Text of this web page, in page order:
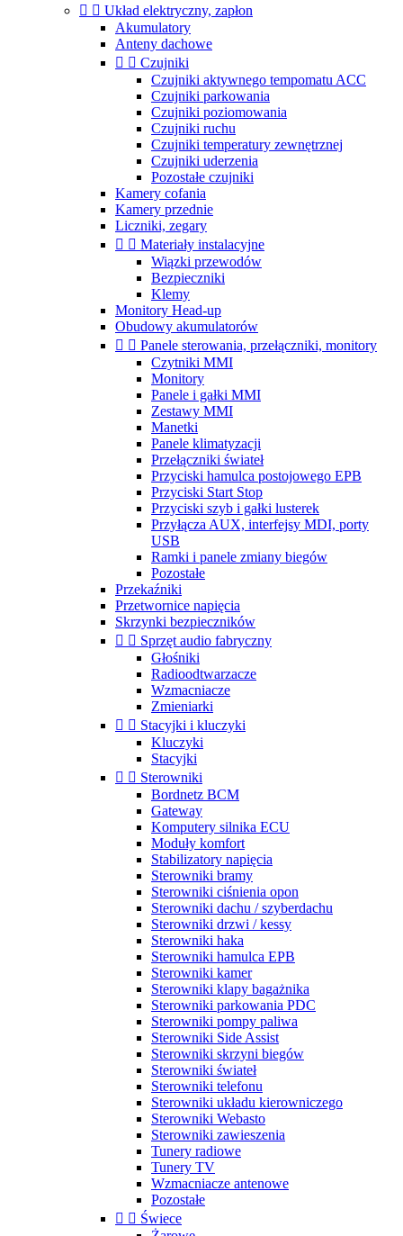
  Układ elektryczny, zapłon
Akumulatory
Anteny dachowe
  Czujniki
Czujniki aktywnego tempomatu ACC
Czujniki parkowania
Czujniki poziomowania
Czujniki ruchu
Czujniki temperatury zewnętrznej
Czujniki uderzenia
Pozostałe czujniki
Kamery cofania
Kamery przednie
Liczniki, zegary
  Materiały instalacyjne
Wiązki przewodów
Bezpieczniki
Klemy
Monitory Head-up
Obudowy akumulatorów
  Panele sterowania, przełączniki, monitory
Czytniki MMI
Monitory
Panele i gałki MMI
Zestawy MMI
Manetki
Panele klimatyzacji
Przełączniki świateł
Przyciski hamulca postojowego EPB
Przyciski Start Stop
Przyciski szyb i gałki lusterek
Przyłącza AUX, interfejsy MDI, porty
USB
Ramki i panele zmiany biegów
Pozostałe
Przekaźniki
Przetwornice napięcia
Skrzynki bezpieczników
  Sprzęt audio fabryczny
Głośniki
Radioodtwarzacze
Wzmacniacze
Zmieniarki
  Stacyjki i kluczyki
Kluczyki
Stacyjki
  Sterowniki
Bordnetz BCM
Gateway
Komputery silnika ECU
Moduły komfort
Stabilizatory napięcia
Sterowniki bramy
Sterowniki ciśnienia opon
Sterowniki dachu / szyberdachu
Sterowniki drzwi / kessy
Sterowniki haka
Sterowniki hamulca EPB
Sterowniki kamer
Sterowniki klapy bagażnika
Sterowniki parkowania PDC
Sterowniki pompy paliwa
Sterowniki Side Assist
Sterowniki skrzyni biegów
Sterowniki świateł
Sterowniki telefonu
Sterowniki układu kierowniczego
Sterowniki Webasto
Sterowniki zawieszenia
Tunery radiowe
Tunery TV
Wzmacniacze antenowe
Pozostałe
  Świece